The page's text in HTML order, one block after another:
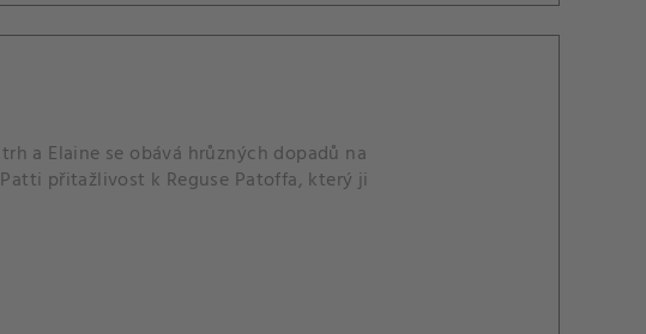
a Elaine se obává hrůzných dopadů na
přitažlivost k Reguse Patoffa, který ji